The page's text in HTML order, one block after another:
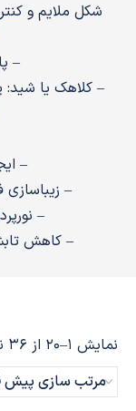
شکل ملایم و
–
– کلاهک یا شید:
–
–
–
– کاهش
نمایش 1–20 از 36 نتیجه